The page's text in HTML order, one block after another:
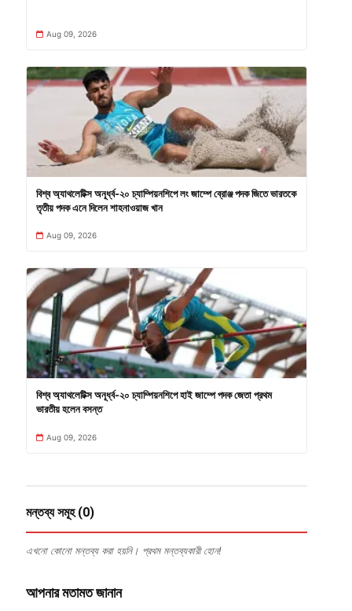
Aug 09, 2026
বিশ্ব অ্যাথলেটিক্স অনূর্ধ্ব-২০ চ্যাম্পিয়নশিপে লং জাম্পে ব্রোঞ্জ পদক জিতে ভারতকে
তৃতীয় পদক এনে দিলেন শাহনাওয়াজ খান
Aug 09, 2026
বিশ্ব অ্যাথলেটিক্স অনূর্ধ্ব-২০ চ্যাম্পিয়নশিপে হাই জাম্পে পদক জেতা প্রথম
ভারতীয় হলেন বসন্ত
Aug 09, 2026
মন্তব্য সমূহ (0)
এখনো কোনো মন্তব্য করা হয়নি। প্রথম মন্তব্যকারী হোন!
আপনার মতামত জানান